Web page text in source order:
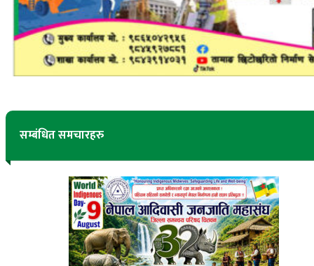
सम्बंधित समचारहरु